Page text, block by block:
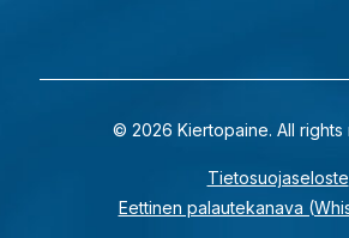
© 2026 Kiertopaine. All rights
Tietosuojaseloste
Eettinen palautekanava